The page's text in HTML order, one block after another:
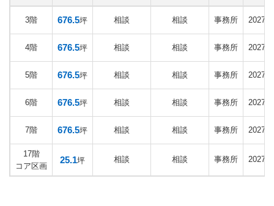
3階 676.5坪 相談 相談 事務所 2027
4階 676.5坪 相談 相談 事務所 2027
5階 676.5坪 相談 相談 事務所 2027
6階 676.5坪 相談 相談 事務所 2027
7階 676.5坪 相談 相談 事務所 2027
17階
コア区画
25.1坪 相談 相談 事務所 2027